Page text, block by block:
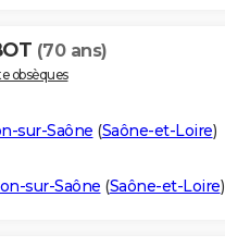
(70 ans)
obsèques
sur-Saône (Saône-et-Loire)
sur-Saône (Saône-et-Loire)